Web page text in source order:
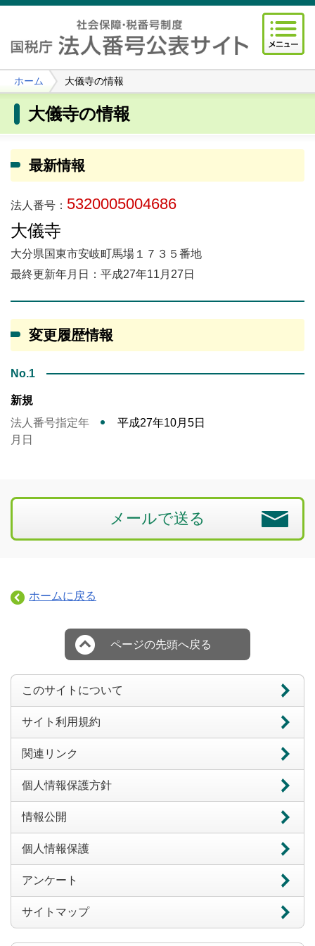
ホーム 大儀寺の情報
大儀寺の情報
最新情報
法人番号： 5320005004686
大儀寺
大分県国東市安岐町馬場１７３５番地
最終更新年月日：平成27年11月27日
変更履歴情報
No.1
新規
法人番号指定年
月日
平成27年10月5日
メールで送る
ホームに戻る
ページの先頭へ戻る
このサイトについて
サイト利用規約
関連リンク
個人情報保護方針
情報公開
個人情報保護
アンケート
サイトマップ